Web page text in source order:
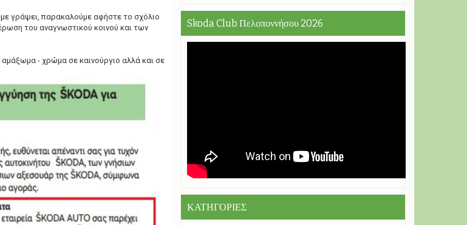
γράψει, παρακαλούμε αφήστε το σχόλιο
του αναγνωστικού κοινού και των
αμάξωμα - χρώμα σε καινούργιο αλλά και σε
Skoda Club Πελοποννήσου 2026
ΚΑΤΗΓΟΡΙΕΣ